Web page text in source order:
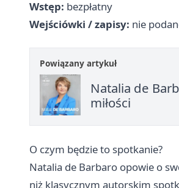
Wstęp: bezpłatny
Wejściówki / zapisy: nie
Powiązany artykuł
Natalia de
miłości
O czym będzie to spotkanie?
Natalia de Barbaro opowie o
niż klasycznym autorskim